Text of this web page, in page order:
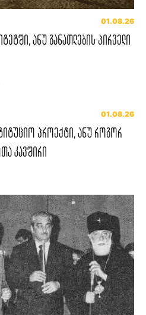
01.08.26
ანუ განათლების პირველი
01.08.26
პროექტი, ანუ როგორ
კავშირი